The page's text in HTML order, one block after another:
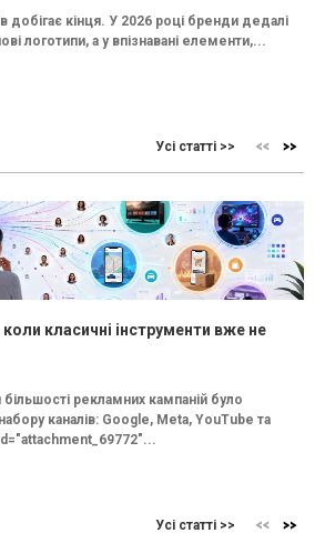
добігає кінця. У 2026 році бренди дедалі
логотипи, а у впізнавані елементи,...
Усі статті >>
класичні інструменти вже не
рекламних кампаній було
каналів: Google, Meta, YouTube та
Усі статті >>